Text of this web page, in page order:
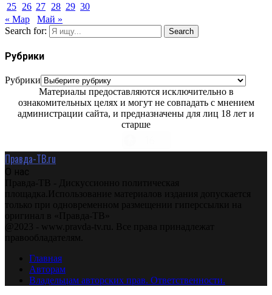
25 26 27 28 29 30
« Мар
Май »
Search for:
Search
Рубрики
Рубрики
Материалы предоставляются исключительно в
ознакомительных целях и могут не совпадать с мнением
администрации сайта, и предназначены для лиц 18 лет и
старше
Правда-ТВ.ru
О нас
Правда-ТВ - Дискуссионно политическая
площадка.Использование материалов издания допускается
только при одновременном размещении гиперссылки на
оригинал в «Правда-ТВ»
@2023 - www.pravda-tv.ru. Все права принадлежат
правообладателям.
Главная
Авторам
Владельцам авторских прав. Ответственности.